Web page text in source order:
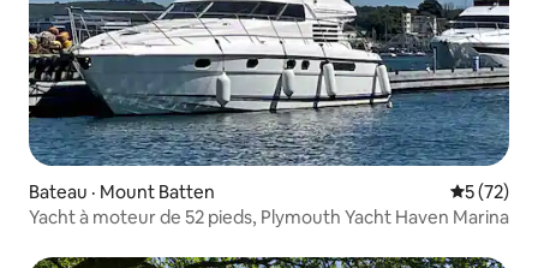
Bateau · Mount Batten Note
5 (72)
Yacht à moteur de 52 pieds, Plymouth Yacht Haven Marina